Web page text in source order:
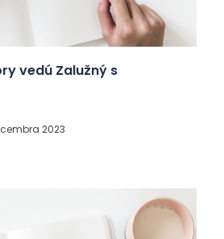
vedú Zalužný s
2023